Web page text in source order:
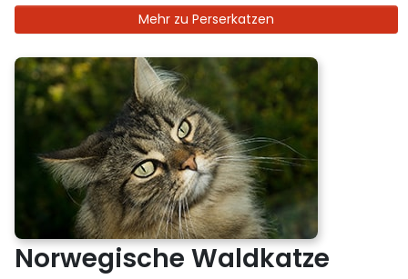
Mehr zu Perserkatzen
Norwegische Waldkatze